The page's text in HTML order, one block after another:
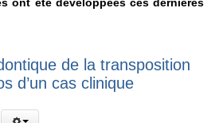
ont été développées ces dernières
de la transposition
d’un cas clinique